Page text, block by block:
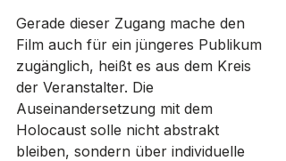
Gerade dieser Zugang mache den
Film auch für ein jüngeres Publikum
zugänglich, heißt es aus dem Kreis
der Veranstalter. Die
Auseinandersetzung mit dem
Holocaust solle nicht abstrakt
bleiben, sondern über individuelle